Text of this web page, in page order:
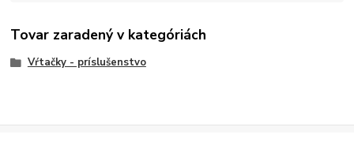
Tovar zaradený v kategóriách
Vŕtačky - príslušenstvo